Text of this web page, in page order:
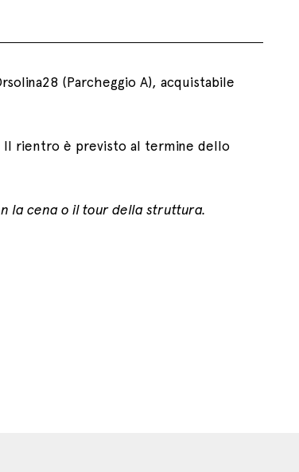
(Parcheggio A), acquistabile
Il rientro è previsto al termine dello
la cena o il tour della struttura.